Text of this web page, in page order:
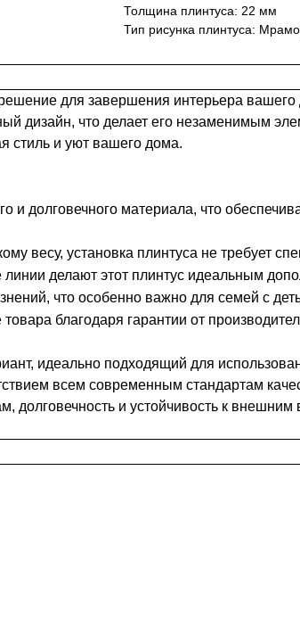
Толщина плинтуса: 22 мм
Тип рисунка плинтуса:
для завершения интерьера вашего
дизайн, что делает его незаменимым
стиль и уют вашего дома.
и долговечного материала, что
весу, установка плинтуса не требует
делают этот плинтус идеальным
что особенно важно для семей с
благодаря гарантии от
идеально подходящий для
всем современным стандартам
долговечность и устойчивость к внешним